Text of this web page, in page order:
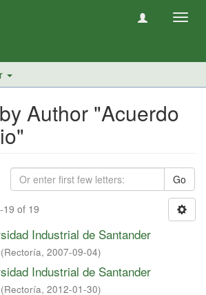
Author "Acuerdo
Go
19 of 19
Industrial de Santander
(Rectoría, 2007-09-04)
Industrial de Santander
(Rectoría, 2012-01-30)